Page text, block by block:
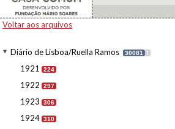
Voltar aos arquivos
Diário de Lisboa/Ruella Ramos 30081 I
1921 224
1922 297
1923 306
1924 310